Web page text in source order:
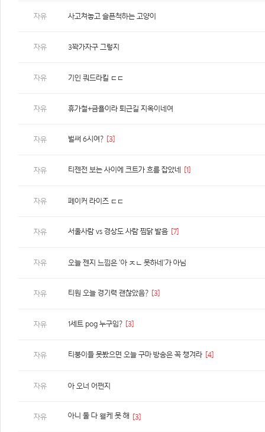
자유 사고쳐놓고 슬픈척하는 고양이
자유 3꽉가자구 그렇지
자유 기인 쿼드라킬 ㄷㄷ
자유 휴가철+금욜이라 퇴근길 지옥이네여
자유 벌써 6시여? [3]
자유 티젠전 보는 사이에 크트가 흐름 잡았네 [1]
자유 페이커 라이즈 ㄷㄷ
자유 서울사람 vs 경상도 사람 찜닭 발음 [7]
자유 오늘 젠지 느낌은 '아 ㅈㄴ 못하네'가 아님
자유 티원 오늘 경기력 괜찮았음? [3]
자유 1세트 pog 누구임? [3]
자유 티붕이들 못봤으면 오늘 구마 방송은 꼭 챙겨라 [4]
자유 아 오너 어쩐지
자유 아니 둘 다 왤케 못 해 [3]